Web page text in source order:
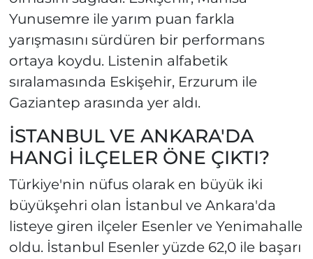
Yunusemre ile yarım puan farkla
yarışmasını sürdüren bir performans
ortaya koydu. Listenin alfabetik
sıralamasında Eskişehir, Erzurum ile
Gaziantep arasında yer aldı.
İSTANBUL VE ANKARA'DA
HANGİ İLÇELER ÖNE ÇIKTI?
Türkiye'nin nüfus olarak en büyük iki
büyükşehri olan İstanbul ve Ankara'da
listeye giren ilçeler Esenler ve Yenimahalle
oldu. İstanbul Esenler yüzde 62,0 ile başarı